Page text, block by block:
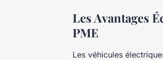
Les Avantages
PME
Les véhicules